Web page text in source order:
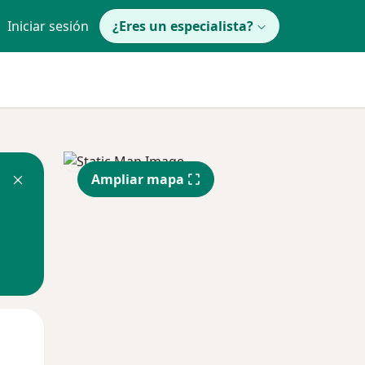
Iniciar sesión ¿Eres un especialista?
Ampliar mapa